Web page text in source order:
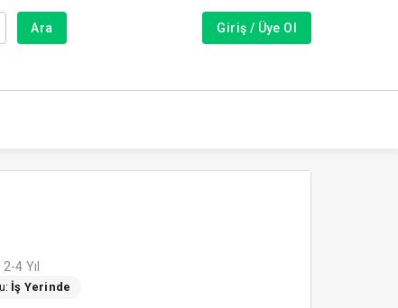
Ara Giriş / Üye Ol
4 Yıl
İş Yerinde